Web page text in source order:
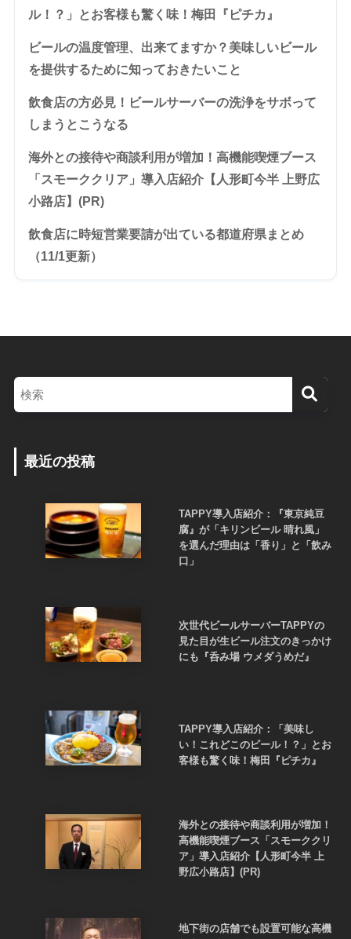
ル！？」とお客様も驚く味！梅田『ピチカ』
ビールの温度管理、出来てますか？美味しいビール
を提供するために知っておきたいこと
飲食店の方必見！ビールサーバーの洗浄をサボって
しまうとこうなる
海外との接待や商談利用が増加！高機能喫煙ブース
「スモーククリア」導入店紹介【人形町今半 上野広
小路店】(PR)
飲食店に時短営業要請が出ている都道府県まとめ
（11/1更新）
最近の投稿
TAPPY導入店紹介：『東京純豆
腐』が「キリンビール 晴れ風」
を選んだ理由は「香り」と「飲み
口」
次世代ビールサーバーTAPPYの
見た目が生ビール注文のきっかけ
にも『呑み場 ウメダうめだ』
TAPPY導入店紹介：「美味し
い！これどこのビール！？」とお
客様も驚く味！梅田『ピチカ』
海外との接待や商談利用が増加！
高機能喫煙ブース「スモーククリ
ア」導入店紹介【人形町今半 上
野広小路店】(PR)
地下街の店舗でも設置可能な高機